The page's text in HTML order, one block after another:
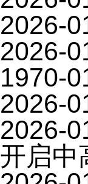
2026-
2026-
1970-
2026-
2026-
开启中